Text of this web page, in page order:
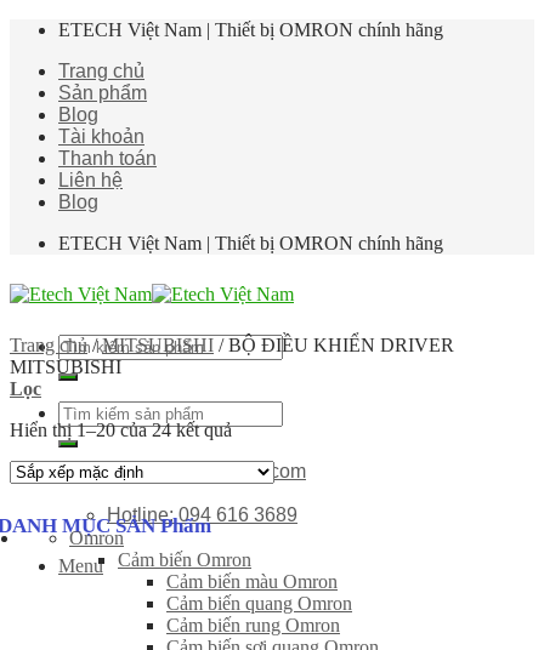
Skip
content
ETECH Việt Nam | Thiết bị OMRON chính hãng
Trang chủ
Sản phẩm
Blog
Tài khoản
Thanh toán
Liên hệ
Blog
ETECH Việt Nam | Thiết bị OMRON chính hãng
Tìm
kiếm:
Tìm
kiếm:
etech6789@gmail.com
Hotline: 094 616 3689
Menu
Trang chủ / MITSUBISHI /BỘ ĐIỀU KHIỂN DRIVER
MITSUBISHI
Lọc
Hiển thị 1–20 của 24 kết quả
MỤC SẢN Phẩm
Omron
Cảm biến Omron
Cảm biến màu Omron
Cảm biến quang Omron
Cảm biến rung Omron